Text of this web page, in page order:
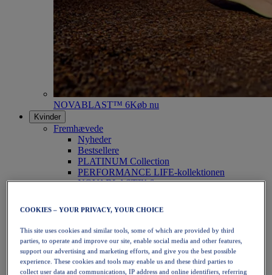
NOVABLAST™ 6Køb nu
Kvinder
Fremhævede
Nyheder
Bestsellere
PLATINUM Collection
PERFORMANCE LIFE-kollektionen
NOVABLAST™ 6
Løb
Trailløb
Tennis
Volleyball
Håndbold
Padel
Netbold
COOKIES – YOUR PRIVACY, YOUR CHOICE
This site uses cookies and similar tools, some of which are provided by third
parties, to operate and improve our site, enable social media and other features,
support our advertising and marketing efforts, and give you the best possible
experience. These cookies and tools may enable us and these third parties to
collect user data and communications, IP address and online identifiers, referring